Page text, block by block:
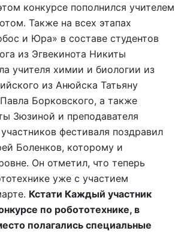
конкурсе пополнился учителем
Также на всех этапах
и Юра» в составе студентов
из Эгвекинота Никиты
учителя химии и биологии из
из Анюйска Татьяну
Борковского, а также
Зюзиной и преподавателя
фестиваля поздравил
Боленков, которому и
Он отметил, что теперь
уже с участием
Кстати Каждый участник
по робототехнике, в
полагались специальные